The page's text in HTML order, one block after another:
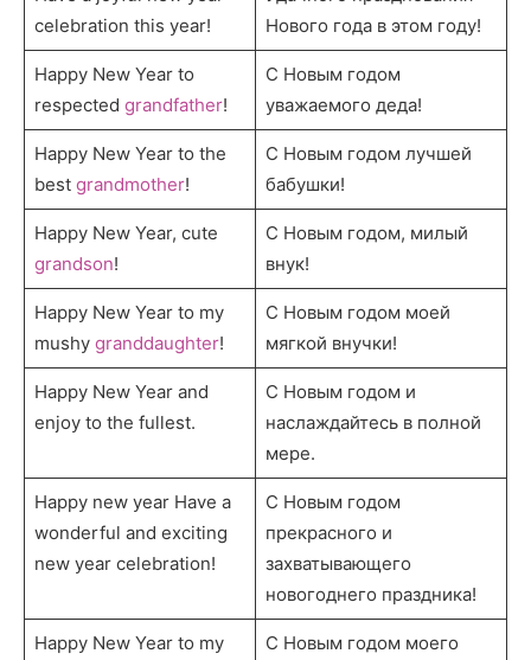
celebration this year!
Нового года в этом году!
Happy New Year to
respected grandfather!
С Новым годом
уважаемого деда!
Happy New Year to the
best grandmother!
С Новым годом лучшей
бабушки!
Happy New Year, cute
grandson!
С Новым годом, милый
внук!
Happy New Year to my
mushy granddaughter!
С Новым годом моей
мягкой внучки!
Happy New Year and
enjoy to the fullest.
С Новым годом и
наслаждайтесь в полной
мере.
Happy new year Have a
wonderful and exciting
new year celebration!
С Новым годом
прекрасного и
захватывающего
новогоднего праздника!
Happy New Year to my
С Новым годом моего